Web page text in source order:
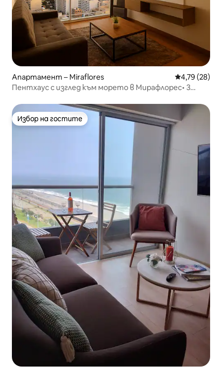
Апартамент – Miraflores Средна
4,79 (28)
Пентхаус с изглед към морето в Мирафлорес• 3
Избор на гостите
Избор на гостите